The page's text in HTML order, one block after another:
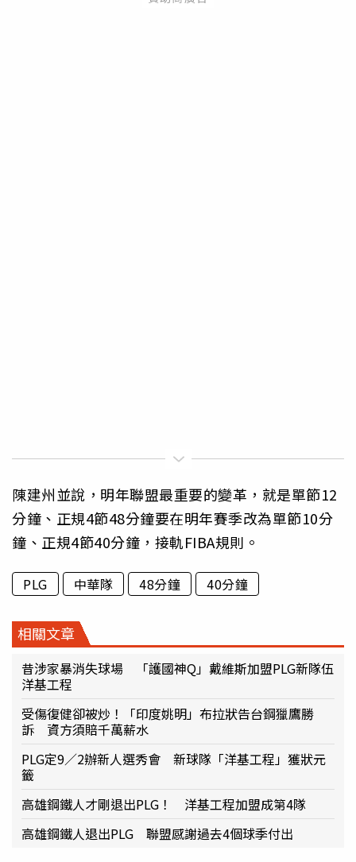
陳建州並說，明年聯盟最重要的變革，就是單節12
分鐘、正規4節48分鐘要在明年賽季改為單節10分
鐘、正規4節40分鐘，接軌FIBA規則。
PLG 中華隊 48分鐘 40分鐘
相關文章
昔涉家暴消失球場 「護國神Q」戴維斯加盟PLG新隊伍
洋基工程
受傷復健卻被炒！「印度姚明」布拉狀告台鋼獵鷹勝
訴 資方須賠千萬薪水
PLG定9／2辦新人選秀會 新球隊「洋基工程」獲狀元
籤
高雄鋼鐵人才剛退出PLG！ 洋基工程加盟成第4隊
高雄鋼鐵人退出PLG 聯盟感謝過去4個球季付出